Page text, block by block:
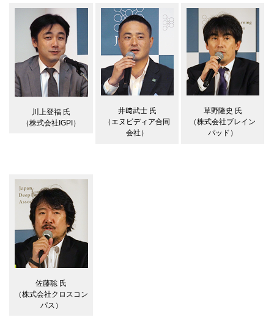
川上登福 氏
（株式会社IGPI）
井﨑武士 氏
（エヌビディア合同
会社）
草野隆史 氏
（株式会社ブレイン
パッド）
佐藤聡 氏
（株式会社クロスコン
パス）